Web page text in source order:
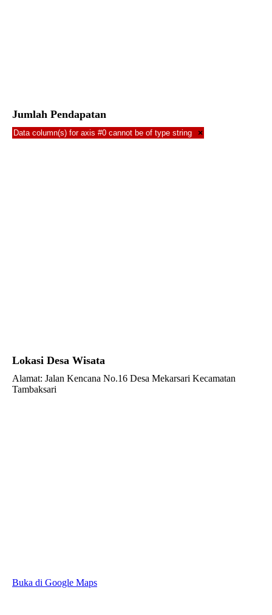
Jumlah Pendapatan
Data column(s) for axis #0 cannot be of type string ×
Lokasi Desa Wisata
Alamat: Jalan Kencana No.16 Desa Mekarsari Kecamatan
Tambaksari
Buka di Google Maps